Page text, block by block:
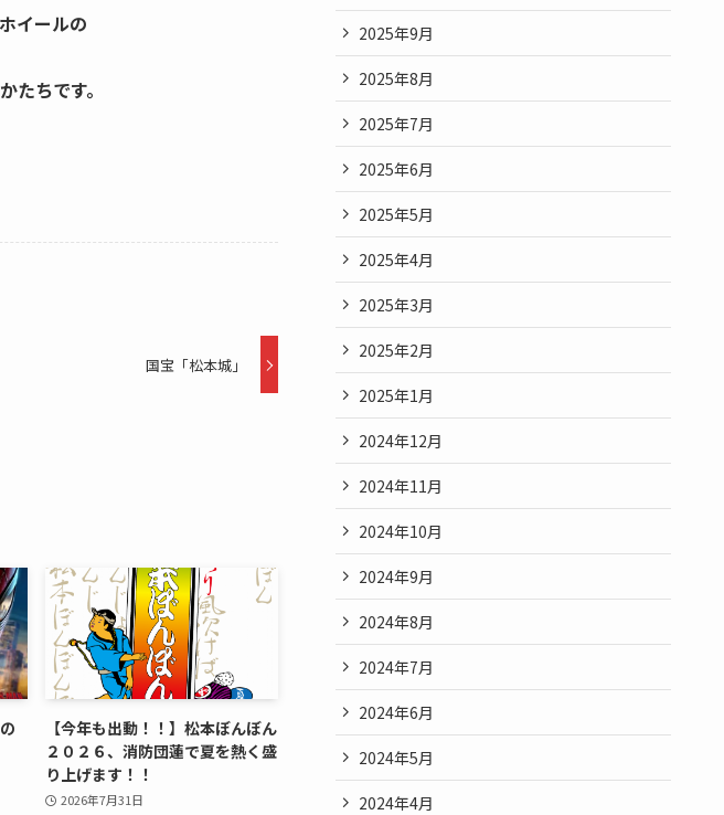
イールの
たちです。
国宝「松本城」
【今年も出動！！】松本ぼんぼん
２０２６、消防団蓮で夏を熱く盛
り上げます！！
2026年7月31日
2025年9月
2025年8月
2025年7月
2025年6月
2025年5月
2025年4月
2025年3月
2025年2月
2025年1月
2024年12月
2024年11月
2024年10月
2024年9月
2024年8月
2024年7月
2024年6月
2024年5月
2024年4月